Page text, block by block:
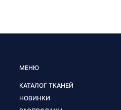
МЕНЮ
КАТАЛОГ ТКАНЕЙ
НОВИНКИ